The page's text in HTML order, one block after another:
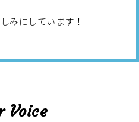
みにしています！
Voice